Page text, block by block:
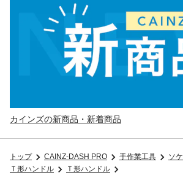
カインズの新商品・新着商品
トップ CAINZ-DASH PRO 手作業工具
ソ
Ｔ形ハンドル
Ｔ形ハンドル